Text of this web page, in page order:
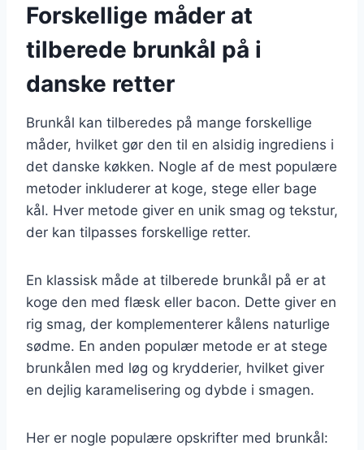
Forskellige måder at
tilberede brunkål på i
danske retter
Brunkål kan tilberedes på mange forskellige
måder, hvilket gør den til en alsidig ingrediens i
det danske køkken. Nogle af de mest populære
metoder inkluderer at koge, stege eller bage
kål. Hver metode giver en unik smag og tekstur,
der kan tilpasses forskellige retter.
En klassisk måde at tilberede brunkål på er at
koge den med flæsk eller bacon. Dette giver en
rig smag, der komplementerer kålens naturlige
sødme. En anden populær metode er at stege
brunkålen med løg og krydderier, hvilket giver
en dejlig karamelisering og dybde i smagen.
Her er nogle populære opskrifter med brunkål: